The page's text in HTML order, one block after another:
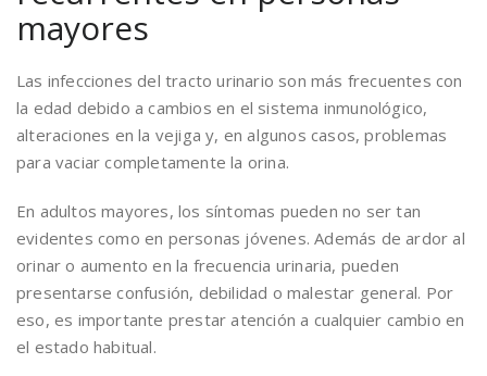
mayores
Las infecciones del tracto urinario son más frecuentes con
la edad debido a cambios en el sistema inmunológico,
alteraciones en la vejiga y, en algunos casos, problemas
para vaciar completamente la orina.
En adultos mayores, los síntomas pueden no ser tan
evidentes como en personas jóvenes. Además de ardor al
orinar o aumento en la frecuencia urinaria, pueden
presentarse confusión, debilidad o malestar general. Por
eso, es importante prestar atención a cualquier cambio en
el estado habitual.